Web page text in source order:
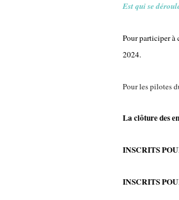
Est qui se
Pour participer à
2024.
Pour les pilotes
La clôture des
INSCRITS
INSCRITS